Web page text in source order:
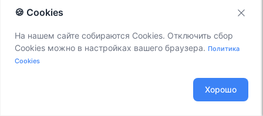
Безопасен в использовании.
Надежен в эксплуатации.
Гибкий в настройке.
🍪 Cookies
На нашем сайте собираются Cookies. Отключить сбор
Cookies можно в настройках вашего браузера. Политика
Cookies
Хорошо